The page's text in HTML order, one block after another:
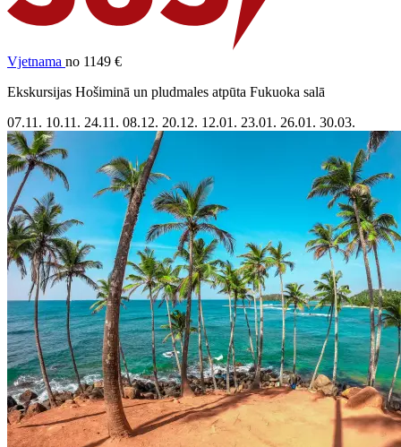
Vjetnama no 1149 €
Ekskursijas Hošiminā un pludmales atpūta Fukuoka salā
07.11. 10.11. 24.11. 08.12. 20.12. 12.01. 23.01. 26.01. 30.03.